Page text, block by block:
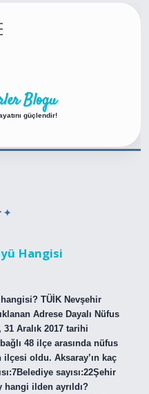
Blogu
güçlendir!
Hangisi
TÜİK Nevşehir
Adrese Dayalı Nüfus
Aralık 2017 tarihi
48 ilçe arasında nüfus
ilçesi oldu. Aksaray’ın kaç
sayısı:22Şehir
hangi ilden ayrıldı?